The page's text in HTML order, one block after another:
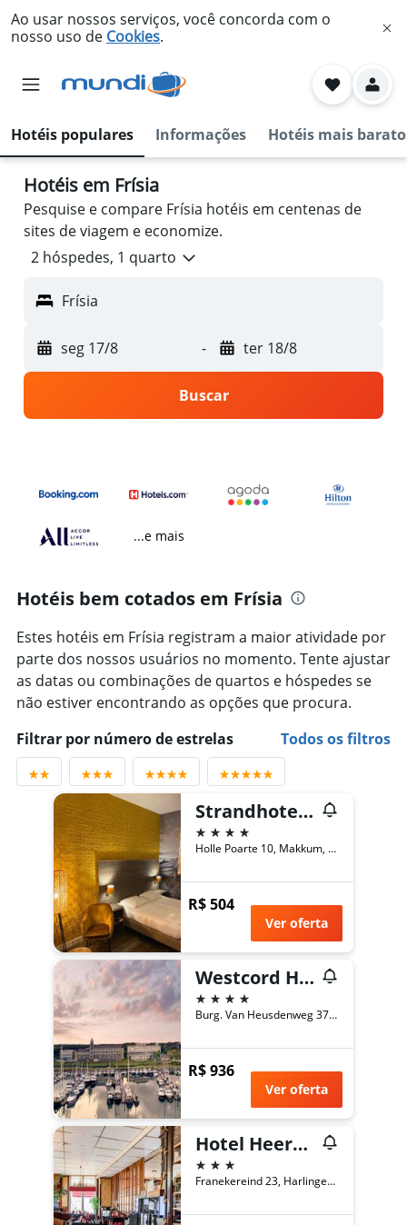
Ao usar nossos serviços, você concorda com o
nosso uso de Cookies.
Hotéis populares Informações Hotéis mais
Hotéis em Frísia
Pesquise e compare Frísia hotéis em centenas de
sites de viagem e economize.
2 hóspedes, 1 quarto
Frísia
seg 17/8 - ter 18/8
Buscar
...e mais
Hotéis bem cotados em Frísia
Estes hotéis em Frísia registram a maior atividade por
parte dos nossos usuários no momento. Tente ajustar
as datas ou combinações de quartos e hóspedes se
não estiver encontrando as opções que procura.
Filtrar por número de estrelas
Todos os filtros
Strandhotel Vigilante
4 estrelas
Holle Poarte 10, Makkum, Frísia, Holanda
R$ 504
Ver oferta
Westcord Hotel Schylge
4 estrelas
Burg. Van Heusdenweg 37, West-Terschelling, Frísia, Holanda
R$ 936
Ver oferta
Hotel Heerenlogement
3 estrelas
Franekereind 23, Harlingen, Frísia, Holanda